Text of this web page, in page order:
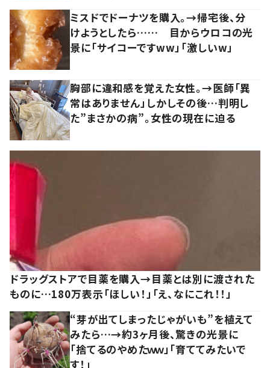
ミスドでドーナツを購入。→帰宅後、分
けようとしたら…… 目からウロコの光
景に「サイコーですww」「激しいw」
胸部に違和感を覚えた女性。→医師「異
常はありません」しかしその後…判明し
た”まさかの病”。女性の現在に迫る
ドラッグストアで目薬を購入→目薬とは別に渡された
ものに…180万表示「ほしい！」「え、なにこれ！！」
“芽が出てしまったじゃがいも”を植えて
みたら…→約3ヶ月後、驚きの光景に
「捨てるのやめたｗｗ」「育ててみたいで
す！」